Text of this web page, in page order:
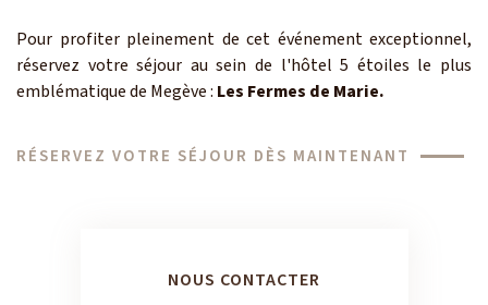
Pour profiter pleinement de cet événement exceptionnel,
réservez votre séjour au sein de l'hôtel 5 étoiles le plus
emblématique de Megève : Les Fermes de Marie.
RÉSERVEZ VOTRE SÉJOUR DÈS MAINTENANT
NOUS CONTACTER